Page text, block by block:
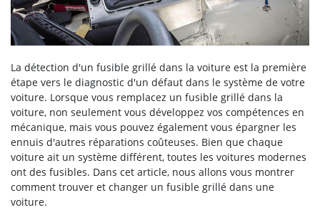
La détection d'un fusible grillé dans la voiture est la première
étape vers le diagnostic d'un défaut dans le système de votre
voiture. Lorsque vous remplacez un fusible grillé dans la
voiture, non seulement vous développez vos compétences en
mécanique, mais vous pouvez également vous épargner les
ennuis d'autres réparations coûteuses. Bien que chaque
voiture ait un système différent, toutes les voitures modernes
ont des fusibles. Dans cet article, nous allons vous montrer
comment trouver et changer un fusible grillé dans une
voiture.